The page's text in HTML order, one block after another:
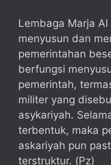
Lembaga Marja
menyusun dan
pemerintahan
berfungsi
pemerintah,
militer yang
asykariyah.
terbentuk, maka
askariyah pun
terstruktur. (Pz)